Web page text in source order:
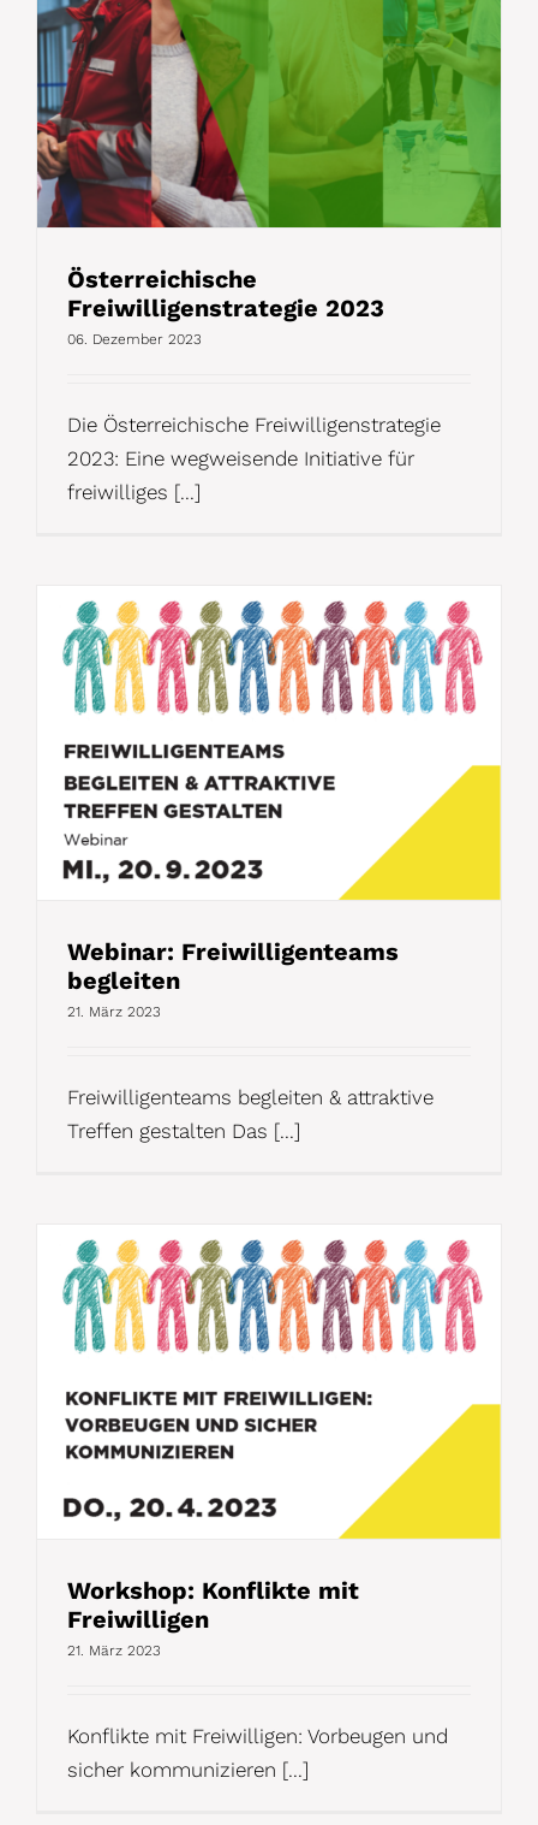
Österreichische
Freiwilligenstrategie 2023
06. Dezember 2023
Die Österreichische Freiwilligenstrategie
2023: Eine wegweisende Initiative für
freiwilliges [...]
Webinar: Freiwilligenteams
begleiten
21. März 2023
Freiwilligenteams begleiten & attraktive
Treffen gestalten Das [...]
Workshop: Konflikte mit
Freiwilligen
21. März 2023
Konflikte mit Freiwilligen: Vorbeugen und
sicher kommunizieren [...]